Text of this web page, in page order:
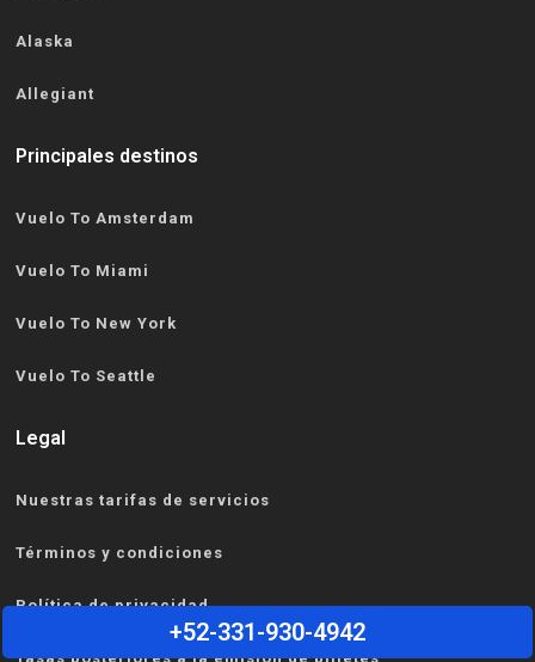
Alaska
Allegiant
Principales destinos
Vuelo To Amsterdam
Vuelo To Miami
Vuelo To New York
Vuelo To Seattle
Legal
Nuestras tarifas de servicios
Términos y condiciones
Política de privacidad
Tasas posteriores a la emisión de billetes
+52-331-930-4942